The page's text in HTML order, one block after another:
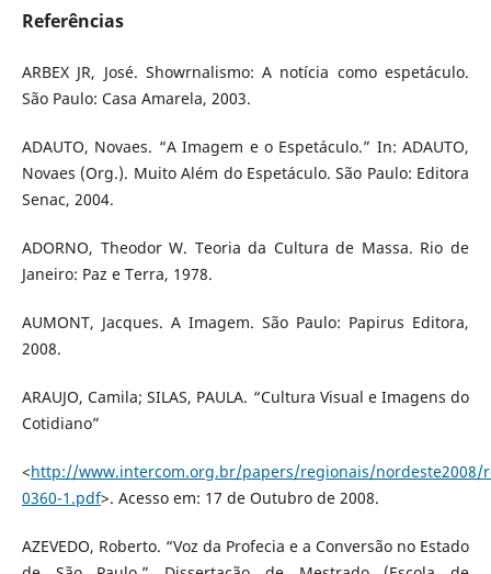
Referências
ARBEX JR, José. Showrnalismo: A notícia como espetáculo.
São Paulo: Casa Amarela, 2003.
ADAUTO, Novaes. “A Imagem e o Espetáculo.” In: ADAUTO,
Novaes (Org.). Muito Além do Espetáculo. São Paulo: Editora
Senac, 2004.
ADORNO, Theodor W. Teoria da Cultura de Massa. Rio de
Janeiro: Paz e Terra, 1978.
AUMONT, Jacques. A Imagem. São Paulo: Papirus Editora,
2008.
ARAUJO, Camila; SILAS, PAULA. “Cultura Visual e Imagens do
Cotidiano”
<http://www.intercom.org.br/papers/regionais/nordeste2008/
0360-1.pdf>. Acesso em: 17 de Outubro de 2008.
AZEVEDO, Roberto. “Voz da Profecia e a Conversão no Estado